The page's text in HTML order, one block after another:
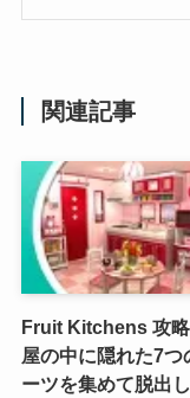
関連記事
Fruit Kitchens 攻
屋の中に隠れた7つ
ーツを集めて脱出